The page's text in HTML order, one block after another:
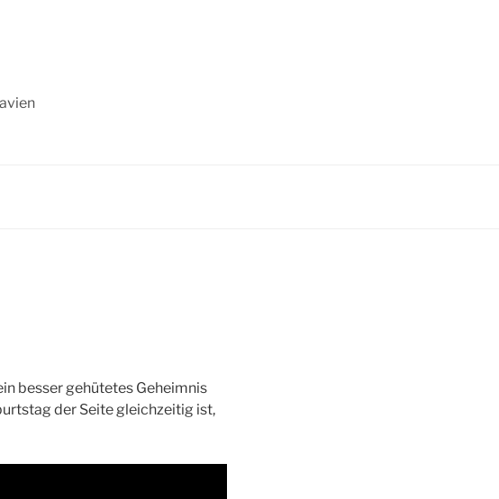
besser gehütetes Geheimnis
der Seite gleichzeitig ist,